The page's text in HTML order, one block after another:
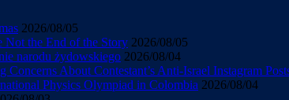
2026/08/05
the End of the Story 2026/08/05
narodu żydowskiego 2026/08/04
About Contestant’s Anti-Israel Instagram
Physics Olympiad in Colombia 2026/08/04